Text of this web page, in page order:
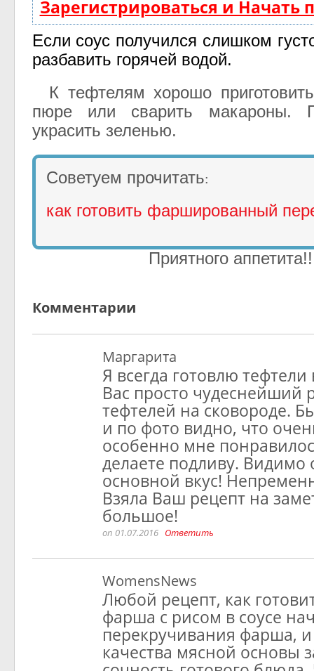
Зарегистрироваться и Начать
Если соус получился слишком
разбавить горячей водой.
К тефтелям хорошо
пюре или сварить макароны.
украсить зеленью.
Советуем прочитать:
как готовить фаршированный
Приятного
Комментарии
Маргарита
Я всегда готовлю тефтели
Вас просто чудеснейший
тефтелей на сковороде.
и по фото видно, что
особенно мне
делаете подливу. Видимо
основной вкус!
Взяла Ваш рецепт на
большое!
on 01.07.2016 Ответить
WomensNews
Любой рецепт, как
фарша с рисом в соусе
перекручивания фарша,
качества мясной основы